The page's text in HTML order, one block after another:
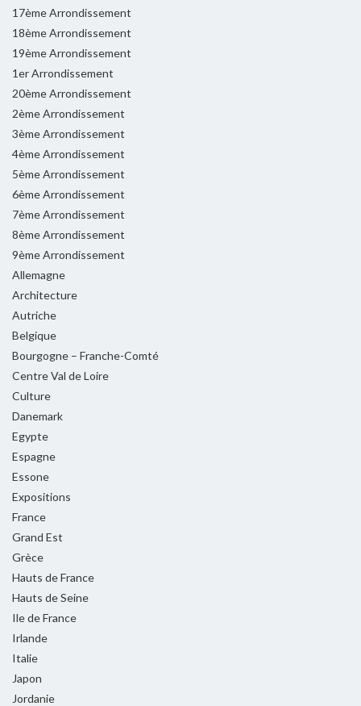
17ème Arrondissement
18ème Arrondissement
19ème Arrondissement
1er Arrondissement
20ème Arrondissement
2ème Arrondissement
3ème Arrondissement
4ème Arrondissement
5ème Arrondissement
6ème Arrondissement
7ème Arrondissement
8ème Arrondissement
9ème Arrondissement
Allemagne
Architecture
Autriche
Belgique
Bourgogne – Franche-Comté
Centre Val de Loire
Culture
Danemark
Egypte
Espagne
Essone
Expositions
France
Grand Est
Grèce
Hauts de France
Hauts de Seine
Ile de France
Irlande
Italie
Japon
Jordanie